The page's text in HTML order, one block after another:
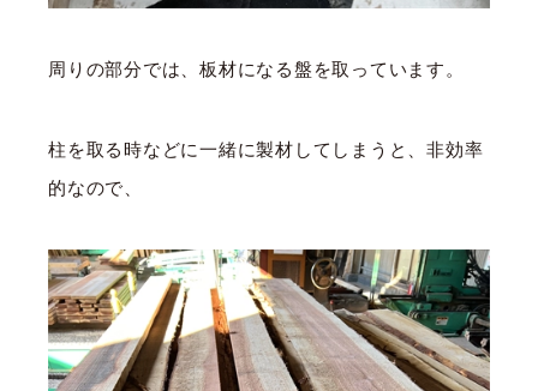
周りの部分では、板材になる盤を取っています。
柱を取る時などに一緒に製材してしまうと、非効率
的なので、